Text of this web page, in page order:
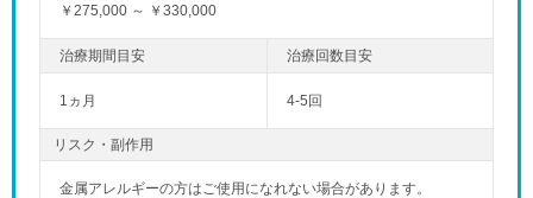
￥275,000 ～ ￥330,000
1ヵ月 4-5回
リスク・副作用
金属アレルギーの方はご使用になれない場合があります。